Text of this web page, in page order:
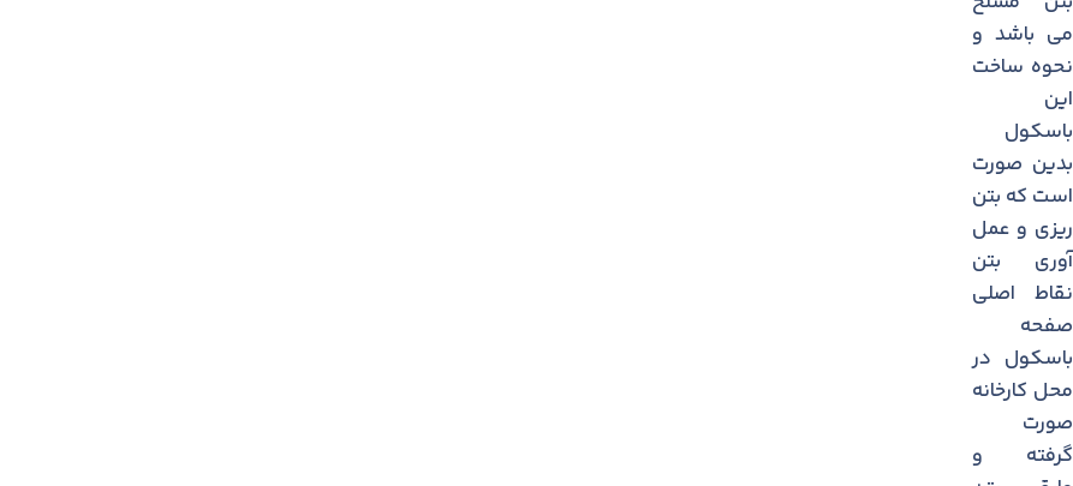
می باشد و
نحوه ساخت
این
باسكول
بدین صورت
است كه بتن
ریزی و عمل
آوری بتن
نقاط اصلی
صفحه
باسكول در
محل كارخانه
صورت
گرفته و